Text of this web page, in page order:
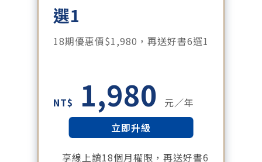
選1
18期優惠價$1,980，再送好書6選1
NT$ 1,980
元／年
立即升級
享線上讀18個月權限，再送好書6